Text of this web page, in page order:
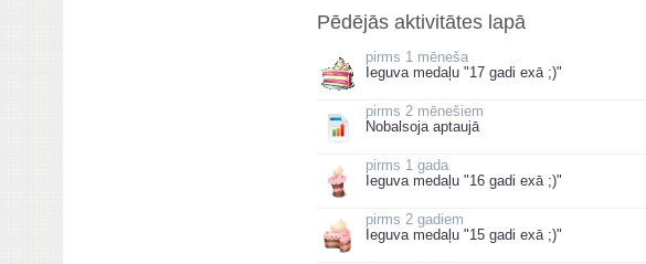
Pēdējās aktivitātes lapā
1 mēneša
Ieguva medaļu "17 gadi exā ;)"
2 mēnešiem
Nobalsoja aptaujā
1 gada
Ieguva medaļu "16 gadi exā ;)"
2 gadiem
Ieguva medaļu "15 gadi exā ;)"